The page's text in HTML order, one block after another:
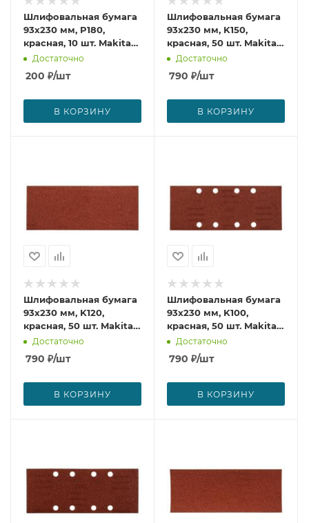
Шлифовальная бумага
93х230 мм, P180,
красная, 10 шт. Makita
P-36033
Достаточно
200 ₽/шт
В КОРЗИНУ
Шлифовальная бумага
93х230 мм, K150,
красная, 50 шт. Makita
P-36239
Достаточно
790 ₽/шт
В КОРЗИНУ
Шлифовальная бумага
93х230 мм, K120,
красная, 50 шт. Makita
P-36223
Достаточно
790 ₽/шт
В КОРЗИНУ
Шлифовальная бумага
93х230 мм, K100,
красная, 50 шт. Makita
P-36083
Достаточно
790 ₽/шт
В КОРЗИНУ